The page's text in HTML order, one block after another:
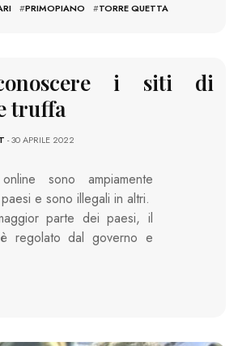
#PRIMOPIANO #TORRE QUETTA
i siti di
truffa
- 30 APRILE 2022
sono ampiamente
e sono illegali in altri.
parte dei paesi, il
regolato dal governo e